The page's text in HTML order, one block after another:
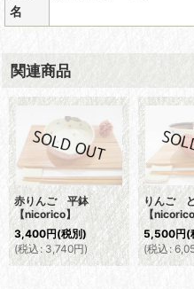
名
関連商品
赤りんご 平鉢
【nicorico】
3,400円(税別)
(税込: 3,740円)
りんご
【
5,500円(
(税込: